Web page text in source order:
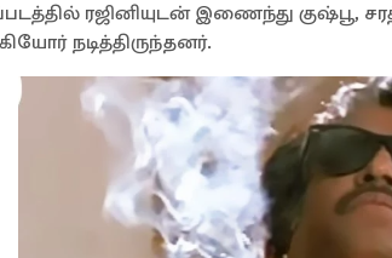
ரஜினியுடன் இணைந்து குஷ்பூ,
நடித்திருந்தனர்.